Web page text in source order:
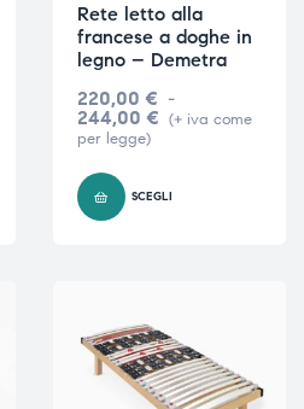
Rete letto alla
francese a doghe in
legno – Demetra
220,00 € -
244,00 € (+ iva come
per legge)
SCEGLI